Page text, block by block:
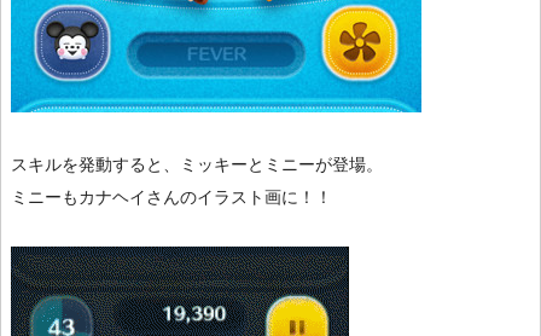
スキルを発動すると、ミッキーとミニーが登場。
ミニーもカナヘイさんのイラスト画に！！